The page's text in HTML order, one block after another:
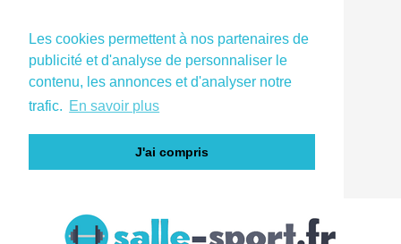
Les cookies permettent à nos partenaires de
publicité et d'analyse de personnaliser le
contenu, les annonces et d'analyser notre
trafic. En savoir plus
J'ai compris